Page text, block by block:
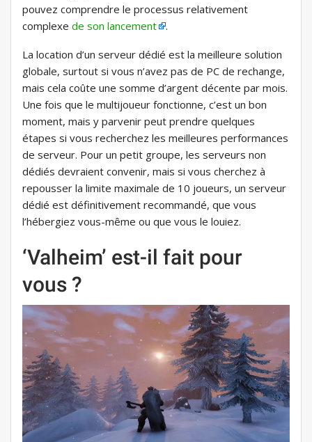
pouvez comprendre le processus relativement
complexe de son lancement .
La location d’un serveur dédié est la meilleure solution
globale, surtout si vous n’avez pas de PC de rechange,
mais cela coûte une somme d’argent décente par mois.
Une fois que le multijoueur fonctionne, c’est un bon
moment, mais y parvenir peut prendre quelques
étapes si vous recherchez les meilleures performances
de serveur. Pour un petit groupe, les serveurs non
dédiés devraient convenir, mais si vous cherchez à
repousser la limite maximale de 10 joueurs, un serveur
dédié est définitivement recommandé, que vous
l’hébergiez vous-même ou que vous le louiez.
‘Valheim’ est-il fait pour
vous ?